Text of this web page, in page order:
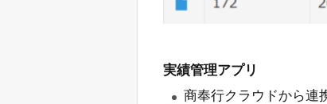
実績管理アプリ
商奉行クラウドから連